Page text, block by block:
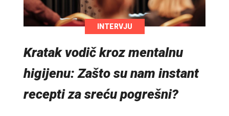
INTERVJU
Kratak vodič kroz mentalnu
higijenu: Zašto su nam instant
recepti za sreću pogrešni?